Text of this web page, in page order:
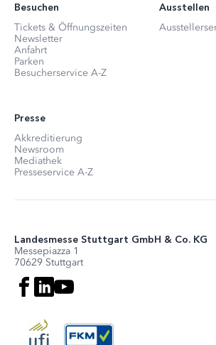
Besuchen
Tickets & Öffnungszeiten
Newsletter
Anfahrt
Parken
Besucherservice A-Z
Ausstellen
Presse
Akkreditierung
Newsroom
Mediathek
Presseservice A-Z
Landesmesse Stuttgart GmbH & Co. KG
Messepiazza 1
70629 Stuttgart